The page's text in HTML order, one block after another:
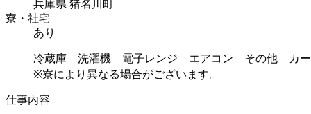
兵庫県 猪名川町
寮・社宅
あり
冷蔵庫 洗濯機 電子レンジ エアコン その他 カー
※寮により異なる場合がございます。
仕事内容